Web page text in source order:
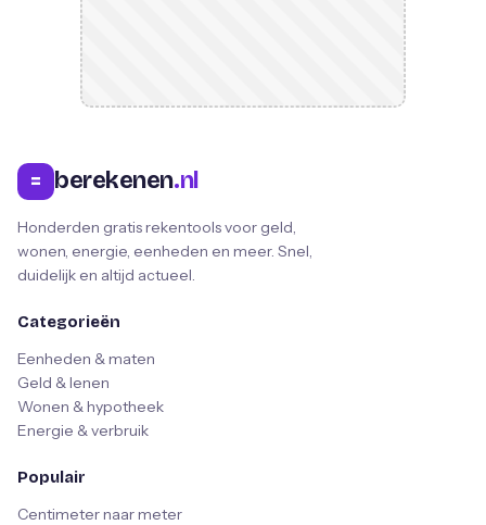
= berekenen.nl
Honderden gratis rekentools voor geld,
wonen, energie, eenheden en meer. Snel,
duidelijk en altijd actueel.
Categorieën
Eenheden & maten
Geld & lenen
Wonen & hypotheek
Energie & verbruik
Populair
Centimeter naar meter